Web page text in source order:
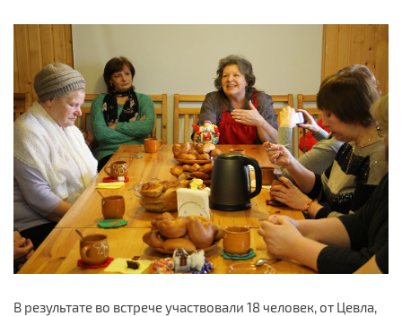
В результате во встрече участвовали 18 человек, от Цевла,